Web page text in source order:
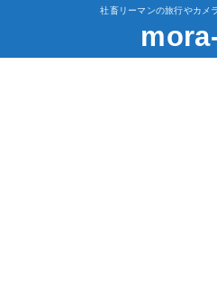
社畜リーマンの旅行やカメ